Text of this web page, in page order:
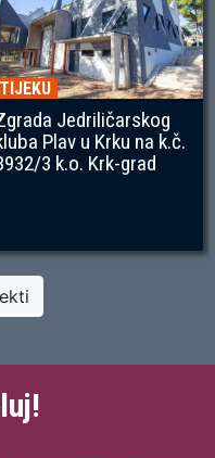
Jedriličarskog
Plav u Krku na k.č.
3 k.o. Krk-grad